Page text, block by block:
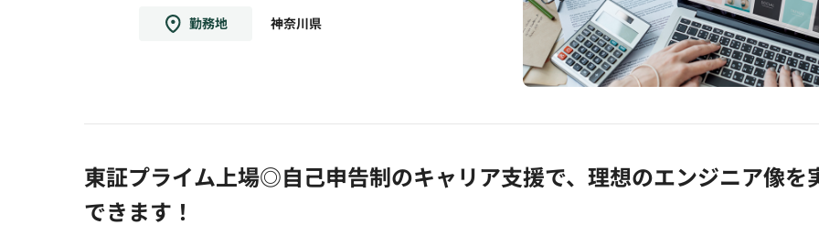
勤務地 神奈川県
東証プライム上場◎自己申告制のキャリア支援で、理想のエンジニア像を
できます！